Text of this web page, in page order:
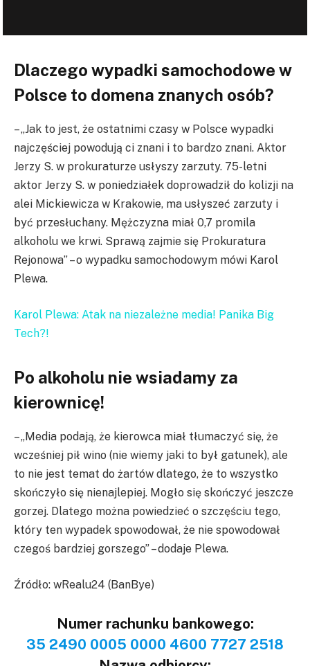
Dlaczego wypadki samochodowe w
Polsce to domena znanych osób?
– „Jak to jest, że ostatnimi czasy w Polsce wypadki
najczęściej powodują ci znani i to bardzo znani. Aktor
Jerzy S. w prokuraturze usłyszy zarzuty. 75-letni
aktor Jerzy S. w poniedziałek doprowadził do kolizji na
alei Mickiewicza w Krakowie, ma usłyszeć zarzuty i
być przesłuchany. Mężczyzna miał 0,7 promila
alkoholu we krwi. Sprawą zajmie się Prokuratura
Rejonowa” – o wypadku samochodowym mówi Karol
Plewa.
Karol Plewa: Atak na niezależne media! Panika Big
Tech?!
Po alkoholu nie wsiadamy za
kierownicę!
– „Media podają, że kierowca miał tłumaczyć się, że
wcześniej pił wino (nie wiemy jaki to był gatunek), ale
to nie jest temat do żartów dlatego, że to wszystko
skończyło się nienajlepiej. Mogło się skończyć jeszcze
gorzej. Dlatego można powiedzieć o szczęściu tego,
który ten wypadek spowodował, że nie spowodował
czegoś bardziej gorszego” – dodaje Plewa.
Źródło: wRealu24 (BanBye)
Numer rachunku bankowego:
35 2490 0005 0000 4600 7727 2518